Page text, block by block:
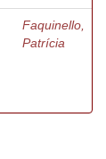
Faquinello,
Patrícia